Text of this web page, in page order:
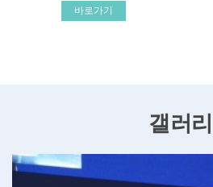
바로가기
갤러리